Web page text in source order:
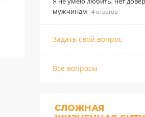
мужчинам 4 ответов
Задать свой вопрос
Все вопросы